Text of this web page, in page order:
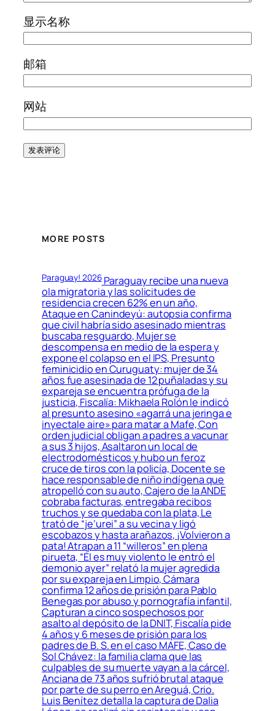
显示名称
邮箱
网站
MORE POSTS
Paraguay! 2026Paraguay recibe una nueva
ola migratoria y las solicitudes de
residencia crecen 62% en un año,
Ataque en Canindeyú: autopsia confirma
que civil habría sido asesinado mientras
buscaba resguardo, Mujer se
descompensa en medio de la espera y
expone el colapso en el IPS, Presunto
feminicidio en Curuguaty: mujer de 34
años fue asesinada de 12 puñaladas y su
expareja se encuentra prófuga de la
justicia, Fiscalía: Mikhaela Rolón le indicó
al presunto asesino «agarrá una jeringa e
inyectale aire» para matar a Mafe, Con
orden judicial obligan a padres a vacunar
a sus 3 hijos, Asaltaron un local de
electrodomésticos y hubo un feroz
cruce de tiros con la policía, Docente se
hace responsable de niño indígena que
atropelló con su auto, Cajero de la ANDE
cobraba facturas, entregaba recibos
truchos y se quedaba con la plata, Le
trató de “je’urei” a su vecina y ligó
escobazos y hasta arañazos, ¡Volvieron a
pata! Atrapan a 11 “willeros” en plena
pirueta, “Él es muy violento le entró el
demonio ayer” relató la mujer agredida
por su expareja en Limpio, Cámara
confirma 12 años de prisión para Pablo
Benegas por abuso y pornografía infantil,
Capturan a cinco sospechosos por
asalto al depósito de la DNIT, Fiscalía pide
4 años y 6 meses de prisión para los
padres de B. S. en el caso MAFE, Caso de
Sol Chávez: la familia clama que las
culpables de su muerte vayan a la cárcel,
Anciana de 73 años sufrió brutal ataque
por parte de su perro en Areguá, Crio.
Luis Benítez detalla la captura de Dalia